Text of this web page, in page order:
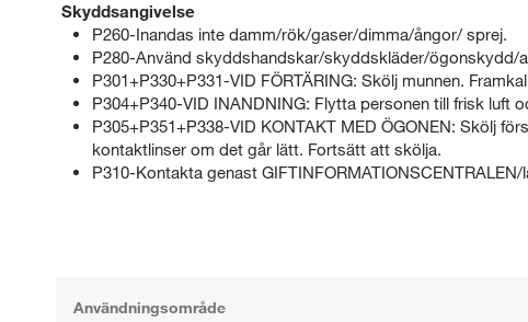
Skyddsangivelse
P260-Inandas inte damm/rök/gaser/dimma/ångor/ sprej.
P280-Använd skyddshandskar/skyddskläder/ögonskydd/
P301+P330+P331-VID FÖRTÄRING: Skölj munnen.
P304+P340-VID INANDNING: Flytta personen till frisk luft
P305+P351+P338-VID KONTAKT MED ÖGONEN: Skölj
kontaktlinser om det går lätt. Fortsätt att skölja.
P310-Kontakta genast GIFTINFORMATIONSCENTRALEN/
Användningsområde